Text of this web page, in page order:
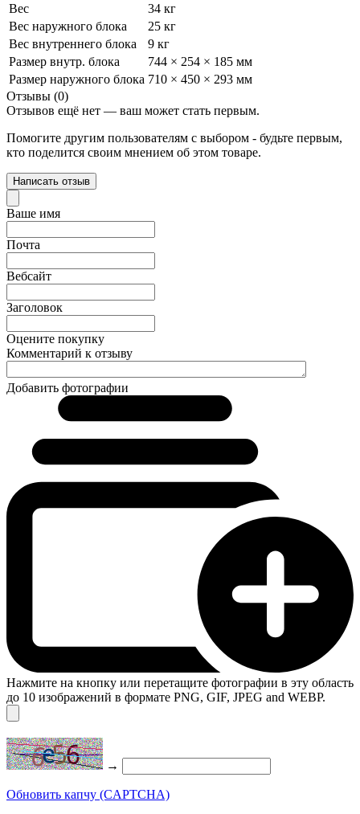
Вес
34 кг
Вес наружного блока
25 кг
Вес внутреннего блока
9 кг
Размер внутр. блока
744 × 254 × 185 мм
Размер наружного блока 710 × 450 × 293 мм
Отзывы (0)
Отзывов ещё нет — ваш может стать первым.
Помогите другим пользователям с выбором - будьте первым,
кто поделится своим мнением об этом товаре.
Написать отзыв
Ваше имя
Почта
Вебсайт
Заголовок
Оцените покупку
Комментарий к отзыву
Добавить фотографии
Нажмите на кнопку или перетащите фотографии в эту область
до 10 изображений в формате PNG, GIF, JPEG and WEBP.
→
Обновить капчу (CAPTCHA)